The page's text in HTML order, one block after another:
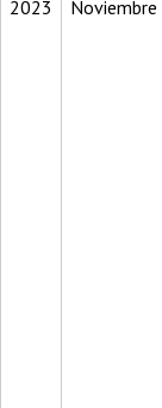
2023 Noviembre